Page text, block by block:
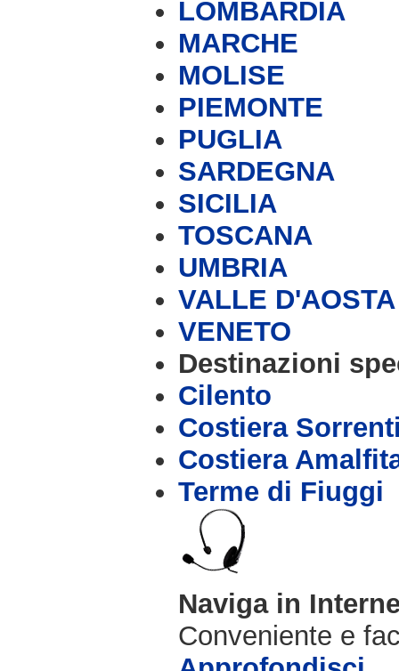
LOMBARDIA
MARCHE
MOLISE
PIEMONTE
PUGLIA
SARDEGNA
SICILIA
TOSCANA
UMBRIA
VALLE D'AOSTA
VENETO
Destinazioni
Cilento
Costiera
Costiera
Terme di Fiuggi
Naviga in
Conveniente e